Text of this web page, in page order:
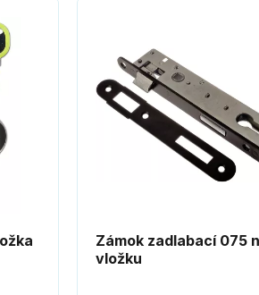
Zámok zadlabací 075
vložku